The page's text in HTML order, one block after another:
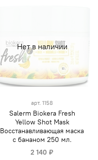
Нет в наличии
арт. 1158
Salerm Biokera Fresh
Yellow Shot Mask
Восстанавливающая маска
с бананом 250 мл.
2 140 ₽